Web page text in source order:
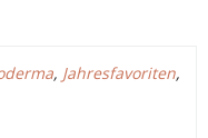
, Jahresfavoriten,